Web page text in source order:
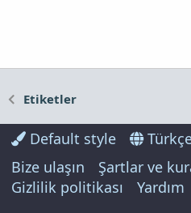
Etiketler
Default style
Bize ulaşın
Şartlar ve
Gizlilik politikası
Yardım